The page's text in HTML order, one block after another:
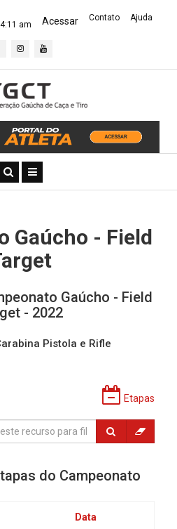
am Acessar Contato Ajuda
Gaúcho - Field
Gaúcho - Field
- 2022
Pistola e Rifle
Etapas
do Campeonato
Data